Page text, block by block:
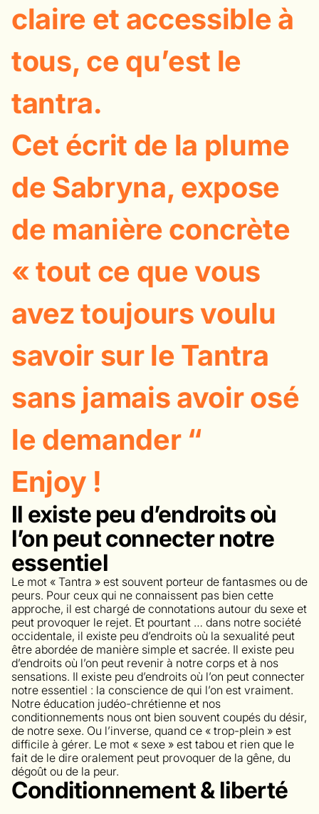
claire et accessible à
tous, ce qu’est le
tantra.
Cet écrit de la plume
de Sabryna, expose
de manière concrète
« tout ce que vous
avez toujours voulu
savoir sur le Tantra
sans jamais avoir osé
le demander “
Enjoy !
Il existe peu d’endroits où
l’on peut connecter notre
essentiel
Le mot « Tantra » est souvent porteur de fantasmes ou de
peurs. Pour ceux qui ne connaissent pas bien cette
approche, il est chargé de connotations autour du sexe et
peut provoquer le rejet. Et pourtant … dans notre société
occidentale, il existe peu d’endroits où la sexualité peut
être abordée de manière simple et sacrée. Il existe peu
d’endroits où l’on peut revenir à notre corps et à nos
sensations. Il existe peu d’endroits où l’on peut connecter
notre essentiel : la conscience de qui l’on est vraiment.
Notre éducation judéo-chrétienne et nos
conditionnements nous ont bien souvent coupés du désir,
de notre sexe. Ou l’inverse, quand ce « trop-plein » est
difficile à gérer. Le mot « sexe » est tabou et rien que le
fait de le dire oralement peut provoquer de la gêne, du
dégoût ou de la peur.
Conditionnement & liberté